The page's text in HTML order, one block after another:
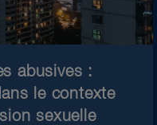
abusives :
le contexte
sexuelle